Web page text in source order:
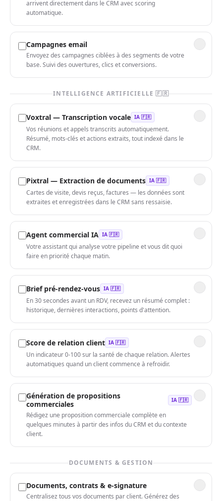
arrivent directement dans le CRM avec scoring
automatique.
Campagnes email
Envoyez des campagnes ciblées à des segments de votre
base. Suivi des ouvertures, clics et conversions.
INTELLIGENCE ARTIFICIELLE 🇫🇷
Voxtral — Transcription vocale IA 🇫🇷
Vos réunions et appels transcrits automatiquement.
Résumé, mots-clés et actions extraits, tout indexé dans le
CRM.
Pixtral — Extraction de documents IA 🇫🇷
Cartes de visite, devis reçus, factures — les données sont
extraites et enregistrées dans le CRM sans ressaisie.
Agent commercial IA IA 🇫🇷
Votre assistant qui analyse votre pipeline et vous dit quoi
faire en priorité chaque matin.
Brief pré-rendez-vous IA 🇫🇷
En 30 secondes avant un RDV, recevez un résumé complet :
historique, dernières interactions, points d'attention.
Score de relation client IA 🇫🇷
Un indicateur 0-100 sur la santé de chaque relation. Alertes
automatiques quand un client commence à refroidir.
Génération de propositions
commerciales
IA 🇫🇷
Rédigez une proposition commerciale complète en
quelques minutes à partir des infos du CRM et du contexte
client.
DOCUMENTS & GESTION
Documents, contrats & e-signature
Centralisez tous vos documents par client. Générez des